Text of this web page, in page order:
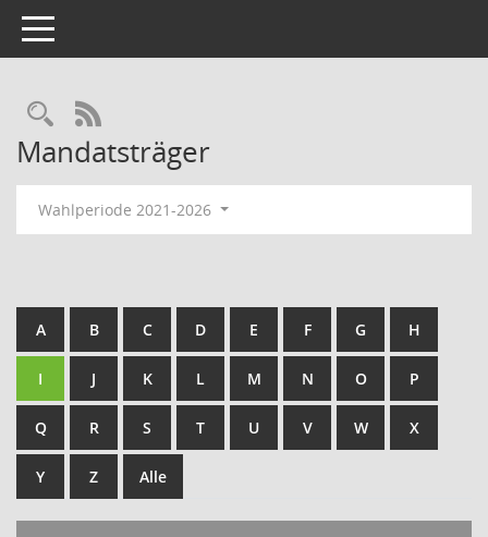
Toggle navigation
Rechercheauswahl
RSS-Feed
Mandatsträger
Wahlperiode 2021-2026
A B C D E F G H
I J K L M N O P
Q R S T U V W X
Y Z Alle